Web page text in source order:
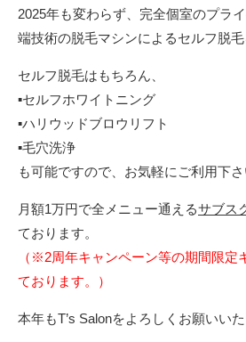
2025年も変わらず、完全個室のプラ
端技術の脱毛マシンによるセルフ脱毛
セルフ脱毛はもちろん、
▪︎セルフホワイトニング
▪︎ハリウッドブロウリフト
▪︎毛穴洗浄
も可能ですので、お気軽にご利用下さ
月額1万円で全メニュー通えるサブス
ております。
（※2周年キャンペーン等の期間限定
ております。）
本年もT’s Salonをよろしくお願いいた